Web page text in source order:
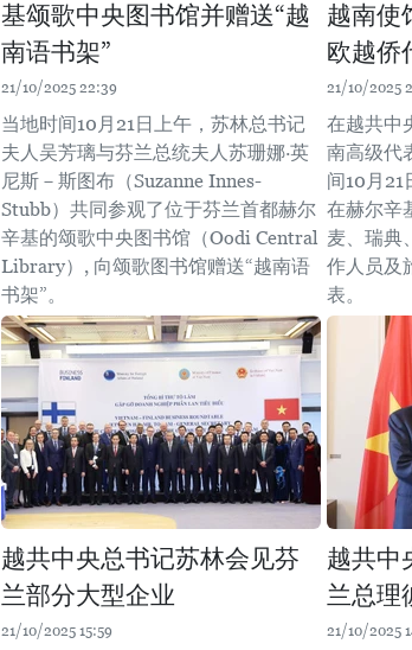
基颂歌中央图书馆并赠送“越
南语书架”
21/10/2025 22:39
当地时间10月21日上午，苏林总书记
夫人吴芳璃与芬兰总统夫人苏珊娜·英
尼斯－斯图布（Suzanne Innes-
Stubb）共同参观了位于芬兰首都赫尔
辛基的颂歌中央图书馆（Oodi Central
Library）, 向颂歌图书馆赠送“越南语
书架”。
越南使
欧越侨
21/10/2025
在越共中
南高级代
间10月21
在赫尔辛
麦、瑞典
作人员及
表。
越共中央总书记苏林会见芬
兰部分大型企业
21/10/2025 15:59
越共中
兰总理
21/10/2025